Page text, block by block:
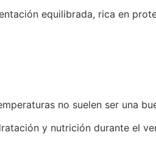
equilibrada, rica en
no suelen ser una
y nutrición durante el